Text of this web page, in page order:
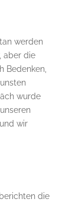
werden
aber die
Bedenken,
wurde
wir
die